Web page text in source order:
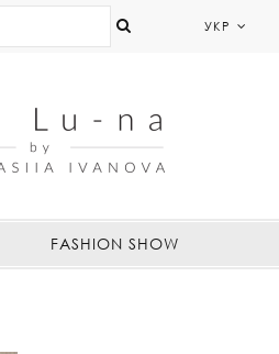
УКР
FASHION SHOW